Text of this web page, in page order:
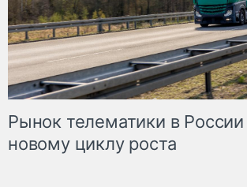
Рынок телематики в России
новому циклу роста